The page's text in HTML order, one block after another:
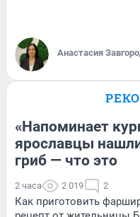
Анастасия
«Напоминает
ярославцы
гриб — что это
2 часа 2 019 2
Как приготовить